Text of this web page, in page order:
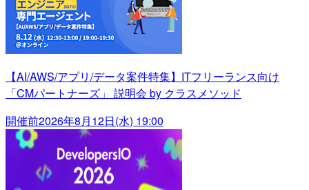
【AI/AWS/アプリ/データ案件特集】ITフリーランス向け
「CMパートナーズ」 説明会 by クラスメソッド
開催前2026年8月12日(水) 19:00